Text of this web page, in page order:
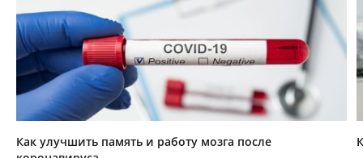
Как улучшить память и работу мозга после